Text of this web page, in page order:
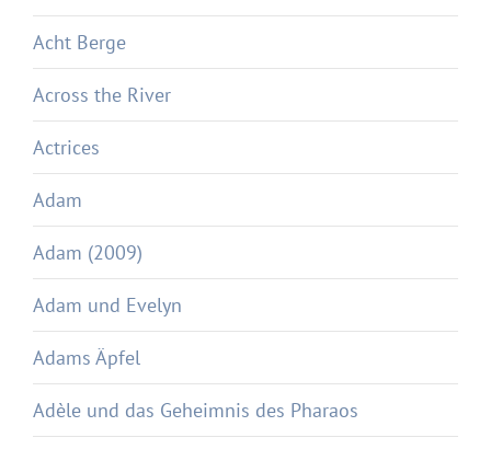
Acht Berge
Across the River
Actrices
Adam
Adam (2009)
Adam und Evelyn
Adams Äpfel
Adèle und das Geheimnis des Pharaos